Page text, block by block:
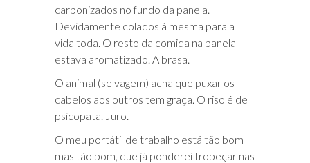
carbonizados no fundo da panela.
Devidamente colados à mesma para a
vida toda. O resto da comida na panela
estava aromatizado. A brasa.
O animal (selvagem) acha que puxar os
cabelos aos outros tem graça. O riso é de
psicopata. Juro.
O meu portátil de trabalho está tão bom
mas tão bom, que já ponderei tropeçar nas